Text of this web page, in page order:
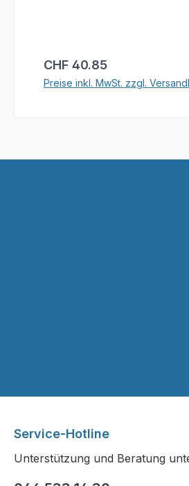
Regulärer Preis:
CHF 40.85
Preise inkl. MwSt. zzgl.
Service-Hotline
Unterstützung und Beratung